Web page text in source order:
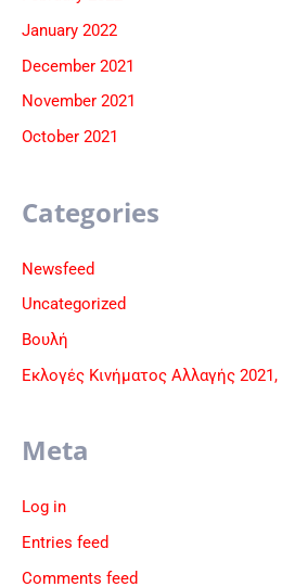
January 2022
December 2021
November 2021
October 2021
Categories
Newsfeed
Uncategorized
Βουλή
Εκλογές Κινήματος Αλλαγής 2021,
Meta
Log in
Entries feed
Comments feed